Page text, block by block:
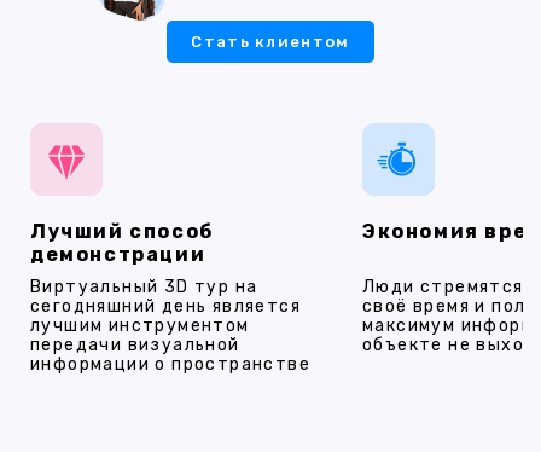
Стать клиентом
Лучший способ
демонстрации
Виртуальный 3D тур на
сегодняшний день является
лучшим инструментом
передачи визуальной
информации о пространстве
Экономия
Люди стремятся
своё время и
максимум
объекте не